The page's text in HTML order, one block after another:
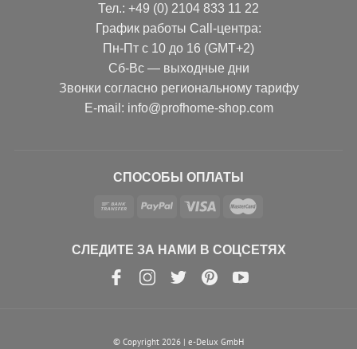
Тел.: +49 (0) 2104 833 11 22
График работы Call-центра:
Пн-Пт с 10 до 16 (GMT+2)
Сб-Вс — выходные дни
Звонки согласно региональному тарифу
Е-mail: info@profhome-shop.com
СПОСОБЫ ОПЛАТЫ
СЛЕДИТЕ ЗА НАМИ В СОЦСЕТЯХ
© Copyright 2026 | e-Delux GmbH